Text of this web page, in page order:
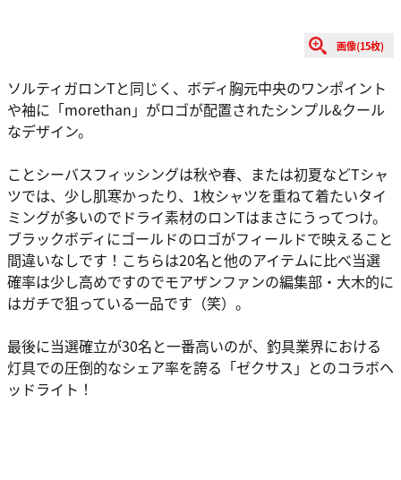
画像(15枚)
ソルティガロンTと同じく、ボディ胸元中央のワンポイント
や袖に「morethan」がロゴが配置されたシンプル&クール
なデザイン。
ことシーバスフィッシングは秋や春、または初夏などTシャ
ツでは、少し肌寒かったり、1枚シャツを重ねて着たいタイ
ミングが多いのでドライ素材のロンTはまさにうってつけ。
ブラックボディにゴールドのロゴがフィールドで映えること
間違いなしです！こちらは20名と他のアイテムに比べ当選
確率は少し高めですのでモアザンファンの編集部・大木的に
はガチで狙っている一品です（笑）。
最後に当選確立が30名と一番高いのが、釣具業界における
灯具での圧倒的なシェア率を誇る「ゼクサス」とのコラボヘ
ッドライト！